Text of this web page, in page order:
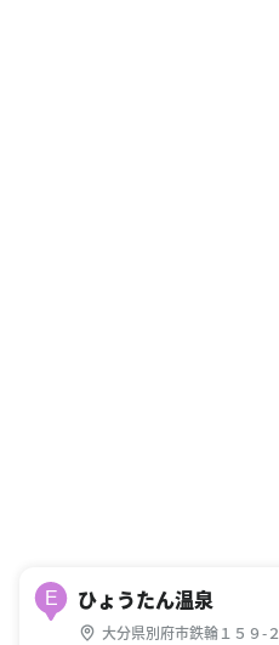
E ひょうたん温泉
大分県別府市鉄輪１５９-２